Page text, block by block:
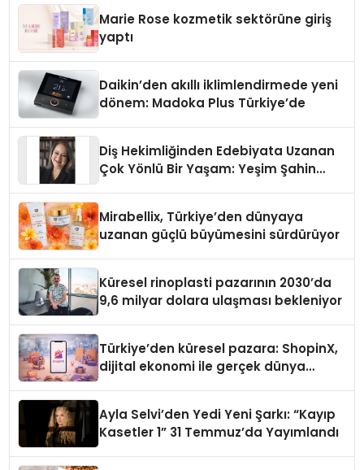
Marie Rose kozmetik sektörüne giriş
yaptı
Daikin’den akıllı iklimlendirmede yeni
dönem: Madoka Plus Türkiye’de
Diş Hekimliğinden Edebiyata Uzanan
Çok Yönlü Bir Yaşam: Yeşim Şahin
Mirabellix, Türkiye’den dünyaya
uzanan güçlü büyümesini sürdürüyor
Küresel rinoplasti pazarının 2030’da
9,6 milyar dolara ulaşması bekleniyor
Türkiye’den küresel pazara: ShopinX,
dijital ekonomi ile gerçek dünya
Ayla Selvi’den Yedi Yeni Şarkı: “Kayıp
Kasetler 1” 31 Temmuz’da Yayımlandı